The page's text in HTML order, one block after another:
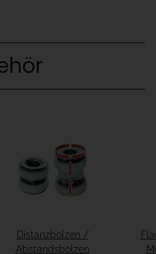
Distanzbolzen /
Abstandsbolzen